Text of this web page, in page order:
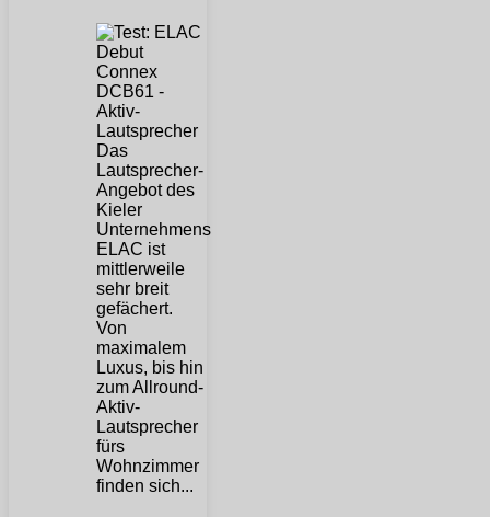
Das
Lautsprecher-
Angebot des
Kieler
Unternehmens
ELAC ist
mittlerweile
sehr breit
gefächert.
Von
maximalem
Luxus, bis hin
zum Allround-
Aktiv-
Lautsprecher
fürs
Wohnzimmer
finden sich...